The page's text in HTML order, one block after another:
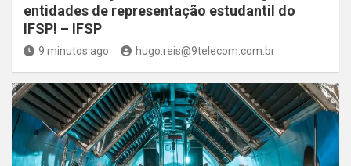
entidades de representação estudantil do
IFSP! – IFSP
9 minutos ago hugo.reis@9telecom.com.br